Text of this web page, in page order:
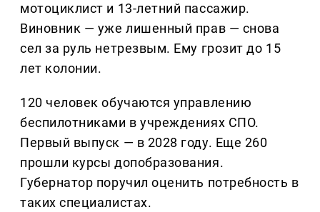
мотоциклист и 13-летний пассажир.
Виновник — уже лишенный прав — снова
сел за руль нетрезвым. Ему грозит до 15
лет колонии.
120 человек обучаются управлению
беспилотниками в учреждениях СПО.
Первый выпуск — в 2028 году. Еще 260
прошли курсы допобразования.
Губернатор поручил оценить потребность в
таких специалистах.